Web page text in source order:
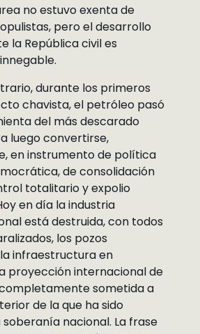
no estuvo exenta de
pero el desarrollo
la República civil es
durante los primeros
chavista, el petróleo pasó
del más descarado
luego convertirse,
en instrumento de política
de consolidación
totalitario y expolio
en día la industria
está destruida, con todos
los pozos
infraestructura en
proyección internacional de
sometida a
de la que ha sido
nacional. La frase